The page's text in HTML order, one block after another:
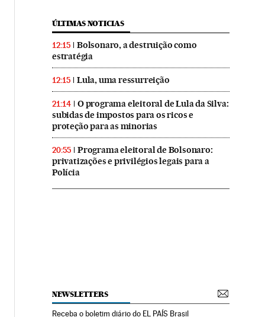
ÚLTIMAS NOTICIAS
12:15
Bolsonaro, a destruição como
estratégia
12:15 Lula, uma ressurreição
21:14
O programa eleitoral de Lula da Silva:
subidas de impostos para os ricos e
proteção para as minorias
20:55
Programa eleitoral de Bolsonaro:
privatizações e privilégios legais para a
Polícia
NEWSLETTERS
Receba o boletim diário do EL PAÍS Brasil